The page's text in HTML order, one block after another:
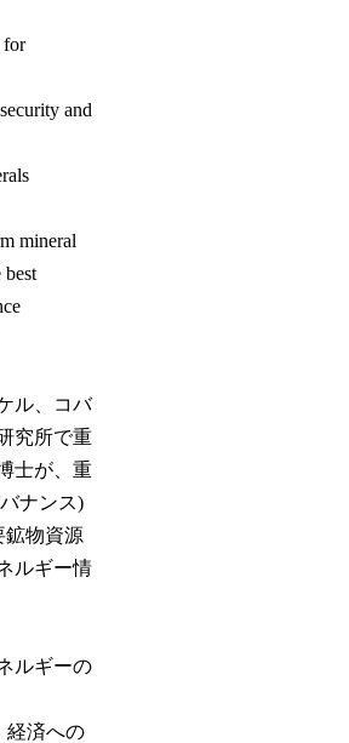
for
and
mineral
best
ル、コバ
究所で重
士が、重
ナンス)
鉱物資源
ルギー情
ルギーの
経済への